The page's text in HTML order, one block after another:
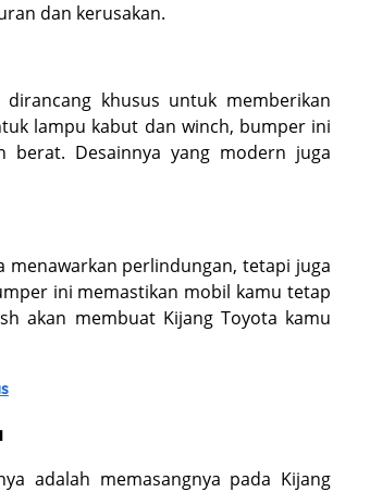
dan kerusakan.
khusus untuk memberikan
lampu kabut dan winch, bumper ini
Desainnya yang modern juga
menawarkan perlindungan, tetapi juga
ini memastikan mobil kamu tetap
akan membuat Kijang Toyota kamu
adalah memasangnya pada Kijang